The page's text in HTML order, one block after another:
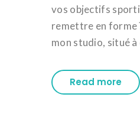
vos objectifs
remettre en forme
mon studio, situé à
Read more